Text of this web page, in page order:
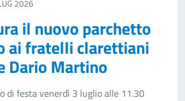
2026
il nuovo parchetto
ai fratelli clarettiani
Dario Martino
di festa venerdì 3 luglio alle 11.30